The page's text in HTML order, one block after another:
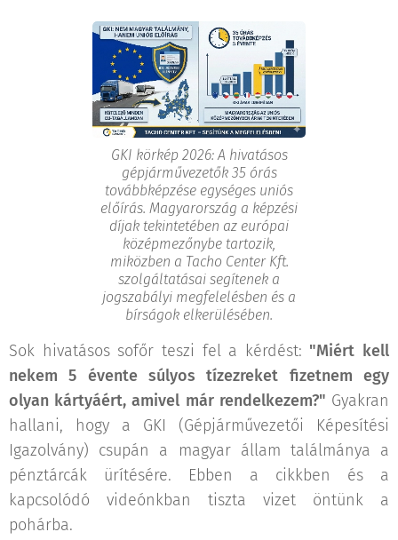
GKI körkép 2026: A hivatásos
gépjárművezetők 35 órás
továbbképzése egységes uniós
előírás. Magyarország a képzési
díjak tekintetében az európai
középmezőnybe tartozik,
miközben a Tacho Center Kft.
szolgáltatásai segítenek a
jogszabályi megfelelésben és a
bírságok elkerülésében.
Sok hivatásos sofőr teszi fel a kérdést: "Miért kell
nekem 5 évente súlyos tízezreket fizetnem egy
olyan kártyáért, amivel már rendelkezem?" Gyakran
hallani, hogy a GKI (Gépjárművezetői Képesítési
Igazolvány) csupán a magyar állam találmánya a
pénztárcák ürítésére. Ebben a cikkben és a
kapcsolódó videónkban tiszta vizet öntünk a
pohárba.